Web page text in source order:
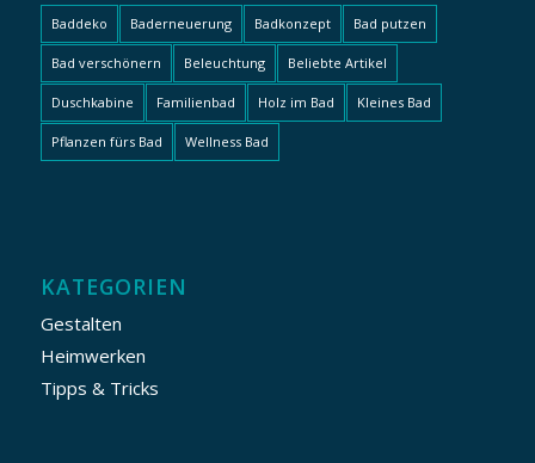
Baddeko Baderneuerung Badkonzept Bad putzen
Bad verschönern Beleuchtung Beliebte Artikel
Duschkabine Familienbad Holz im Bad Kleines Bad
Pflanzen fürs Bad Wellness Bad
KATEGORIEN
Gestalten
Heimwerken
Tipps & Tricks